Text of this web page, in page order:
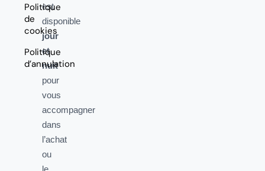
Politique
de
cookies
Politique
d’annulation
est
disponible
jour
et
nuit
pour
vous
accompagner
dans
l’achat
ou
le